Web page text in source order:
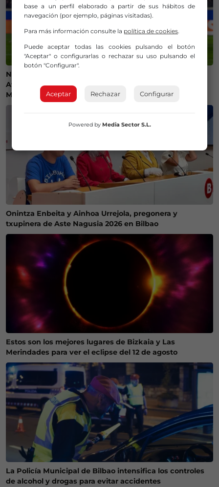
Ni camisetas ni bufandas: prohibidos los símbolos del
Athletic Club en el amistoso ante el Olympique de
Marsella
Onintza Enbeita y Ainhoa Urrejola, pregonera y
txupinera de Aste Nagusia 2026 en Bilbao
Estos son los mejores lugares de Bizkaia y Las
Merindades para ver el eclipse del 12 de agosto
La Policía Municipal de Bilbao intensifica los controles
de alcohol y drogas para evitar accidentes
base a un perfil elaborado a partir de sus hábitos de
navegación (por ejemplo, páginas visitadas).
Para más información consulte la política de cookies.
Puede aceptar todas las cookies pulsando el botón
"Aceptar" o configurarlas o rechazar su uso pulsando el
botón "Configurar".
Aceptar Rechazar Configurar
Powered by Media Sector S.L.